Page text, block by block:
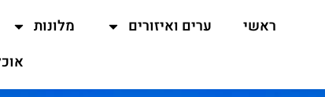
ראשי ערים ואיזורים מלונות